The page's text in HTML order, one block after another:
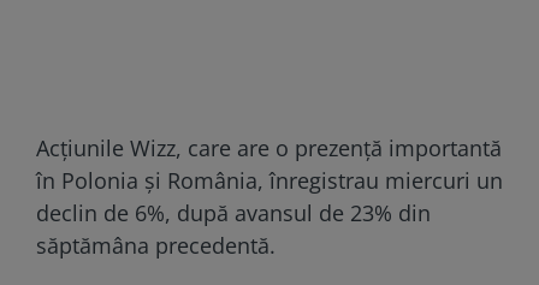
Acţiunile Wizz, care are o prezenţă importantă
în Polonia şi România, înregistrau miercuri un
declin de 6%, după avansul de 23% din
săptămâna precedentă.